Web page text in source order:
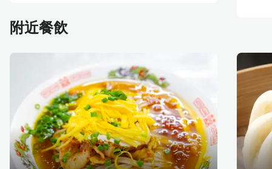
附近餐飲